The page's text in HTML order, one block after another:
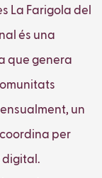
La Farigola del
és una
que genera
un
per
digital.